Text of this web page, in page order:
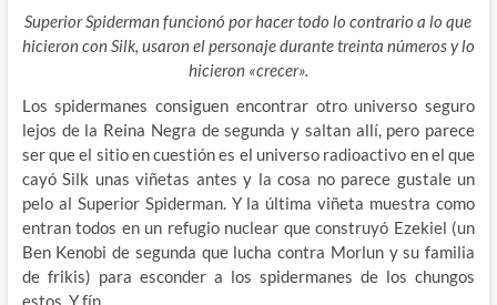
Superior Spiderman funcionó por hacer todo lo contrario a lo que
hicieron con Silk, usaron el personaje durante treinta números y lo
hicieron «crecer».
Los spidermanes consiguen encontrar otro universo seguro
lejos de la Reina Negra de segunda y saltan allí, pero parece
ser que el sitio en cuestión es el universo radioactivo en el que
cayó Silk unas viñetas antes y la cosa no parece gustale un
pelo al Superior Spiderman. Y la última viñeta muestra como
entran todos en un refugio nuclear que construyó Ezekiel (un
Ben Kenobi de segunda que lucha contra Morlun y su familia
de frikis) para esconder a los spidermanes de los chungos
estos. Y fín.